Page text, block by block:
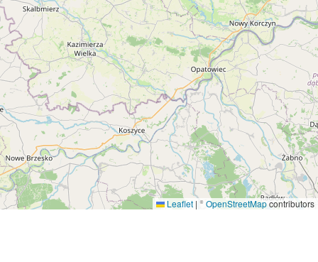
Leaflet | © OpenStreetMapcontributors